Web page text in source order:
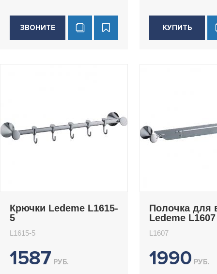
ЗВОНИТЕ КУПИТЬ
Крючки Ledeme L1615-
5
L1615-5
1587 РУБ.
Полочка для
Ledeme L1607
L1607
1990 РУБ.